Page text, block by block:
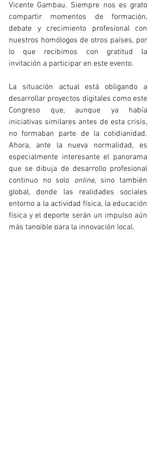
Vicente Gambau. Siempre nos es grato
compartir momentos de formación,
debate y crecimiento profesional con
nuestros homólogos de otros países, por
lo que recibimos con gratitud la
invitación a participar en este evento.
La situación actual está obligando a
desarrollar proyectos digitales como este
Congreso que, aunque ya había
iniciativas similares antes de esta crisis,
no formaban parte de la cotidianidad.
Ahora, ante la nueva normalidad, es
especialmente interesante el panorama
que se dibuja de desarrollo profesional
continuo no solo online, sino también
global, donde las realidades sociales
entorno a la actividad física, la educación
física y el deporte serán un impulso aún
más tangible para la innovación local.